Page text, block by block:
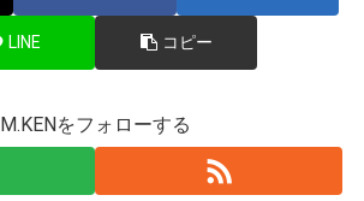
LINE コピー
M.KENをフォローする